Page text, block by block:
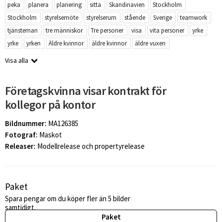
peka
planera planering sitta Skandinavien
Stockholm
Stockholm
styrelsemöte styrelserum stående Sverige
teamwork
tjänsteman
tre människor Tre personer visa vita personer
yrke
yrke
yrken Äldre kvinnor äldre kvinnor äldre vuxen
Visa alla
Företagskvinna visar kontrakt för
kollegor på kontor
Bildnummer: MA126385
Fotograf: Maskot
Releaser: Modellrelease och propertyrelease
Paket
Spara pengar om du köper fler än 5 bilder
samtidigt.
Paket